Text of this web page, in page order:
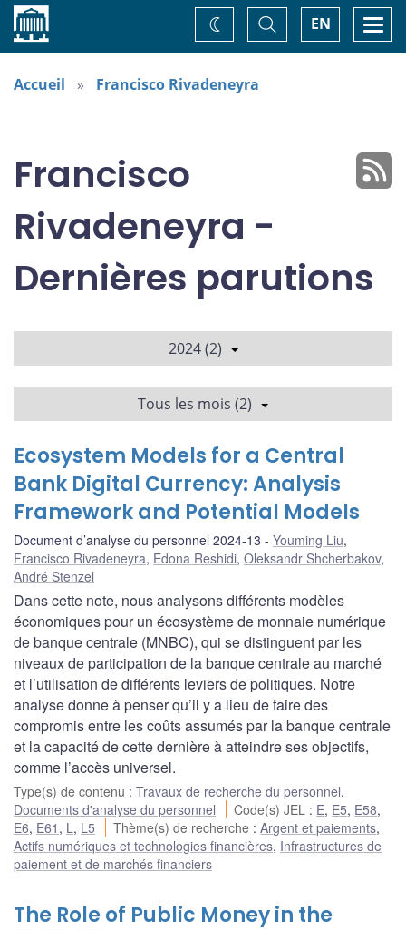
Accueil EN
Basculer
la
recherche
Changez
de
Accueil Francisco Rivadeneyra
Francisco
Rivadeneyra -
Dernières parutions
2024 (2)
Tous les mois (2)
Ecosystem Models for a Central
Bank Digital Currency: Analysis
Framework and Potential Models
Document d’analyse du personnel 2024-13 Youming Liu,
Francisco Rivadeneyra, Edona Reshidi, Oleksandr Shcherbakov,
André Stenzel
Dans cette note, nous analysons différents modèles
économiques pour un écosystème de monnaie numérique
de banque centrale (MNBC), qui se distinguent par les
niveaux de participation de la banque centrale au marché
et l’utilisation de différents leviers de politiques. Notre
analyse donne à penser qu’il y a lieu de faire des
compromis entre les coûts assumés par la banque centrale
et la capacité de cette dernière à atteindre ses objectifs,
comme l’accès universel.
Type(s) de contenu : Travaux de recherche du personnel,
Documents d'analyse du personnel
Code(s) JEL : E, E5, E58,
E6, E61 , L , L5 Thème(s) de recherche :Argent et paiements,
Actifs numériques et technologies financières, Infrastructures de
paiement et de marchés financiers
The Role of Public Money in the